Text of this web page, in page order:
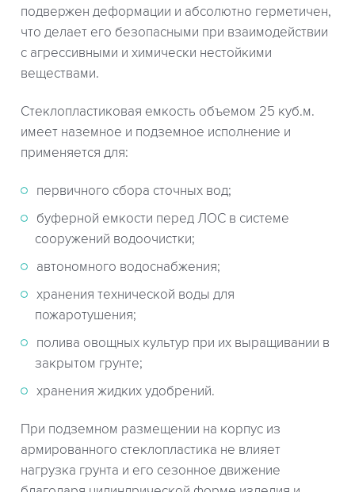
подвержен деформации и абсолютно герметичен,
что делает его безопасными при взаимодействии
с агрессивными и химически нестойкими
веществами.
Стеклопластиковая емкость объемом 25 куб.м.
имеет наземное и подземное исполнение и
применяется для:
первичного сбора сточных вод;
буферной емкости перед ЛОС в системе
сооружений водоочистки;
автономного водоснабжения;
хранения технической воды для
пожаротушения;
полива овощных культур при их выращивании в
закрытом грунте;
хранения жидких удобрений.
При подземном размещении на корпус из
армированного стеклопластика не влияет
нагрузка грунта и его сезонное движение